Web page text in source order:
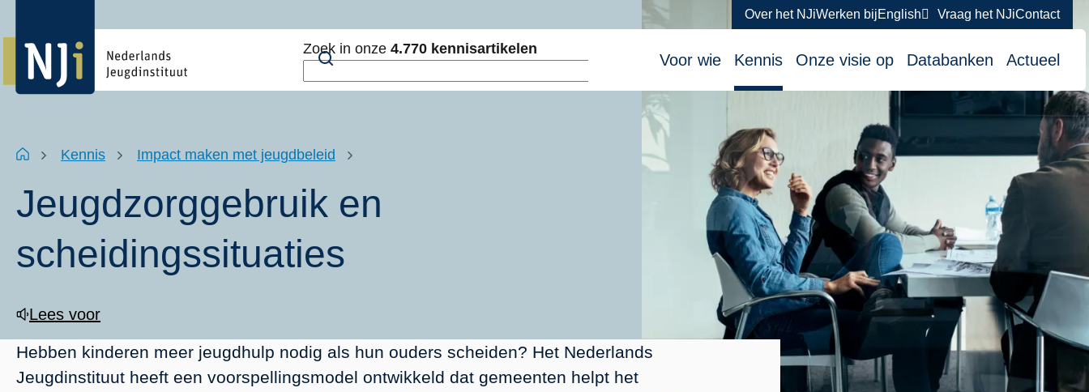
inhoud
Over het NJiWerken bijEnglish Vraag het NJiContact
Voor wie Kennis Onze visie op Databanken Actueel
Zoek in onze 4.770 kennisartikelen
Kruimelpad
HomeKennis Impact maken met jeugdbeleid
Jeugdzorggebruik en
scheidingssituaties
Lees voor
Hebben kinderen meer jeugdhulp nodig als hun ouders scheiden? Het Nederlands
Jeugdinstituut heeft een voorspellingsmodel ontwikkeld dat gemeenten helpt het